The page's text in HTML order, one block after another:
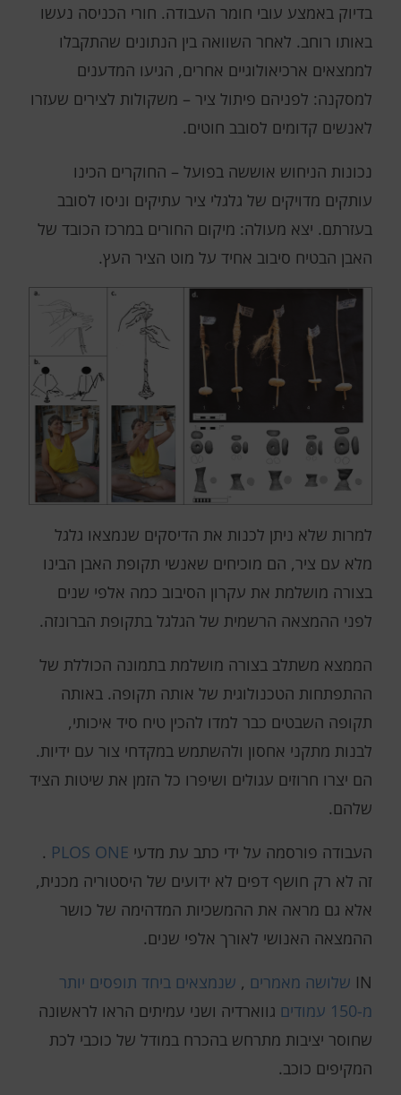
בדיוק באמצע עובי חומר העבודה. חורי הכניסה נעשו
באותו רוחב. לאחר השוואה בין הנתונים שהתקבלו
לממצאים ארכיאולוגיים אחרים, הגיעו המדענים
למסקנה: לפניהם פיתול ציר – משקולות לצירים שעזרו
לאנשים קדומים לסובב חוטים.
נכונות הניחוש אוששה בפועל – החוקרים הכינו
עותקים מדויקים של גלגלי ציר עתיקים וניסו לסובב
בעזרתם. יצא מעולה: מיקום החורים במרכז הכובד של
האבן הבטיח סיבוב אחיד על מוט הציר העץ.
למרות שלא ניתן לכנות את הדיסקים שנמצאו גלגל
מלא עם ציר, הם מוכיחים שאנשי תקופת האבן הבינו
בצורה מושלמת את עקרון הסיבוב כמה אלפי שנים
לפני ההמצאה הרשמית של הגלגל בתקופת הברונזה.
הממצא משתלב בצורה מושלמת בתמונה הכוללת של
ההתפתחות הטכנולוגית של אותה תקופה. באותה
תקופה השבטים כבר למדו להכין טיח סיד איכותי,
לבנות מתקני אחסון ולהשתמש במקדחי צור עם ידיות.
הם יצרו חרוזים עגולים ושיפרו כל הזמן את שיטות הציד
שלהם.
העבודה פורסמה על ידי כתב עת מדעי PLOS ONE
.
זה לא רק חושף דפים לא ידועים של היסטוריה מכנית,
אלא גם מראה את ההמשכיות המדהימה של כושר
ההמצאה האנושי לאורך אלפי שנים.
IN שלושה מאמרים , שנמצאים ביחד תופסים יותר
מ-150 עמודים
גווארדיה ושני עמיתים הראו לראשונה
שחוסר יציבות מתרחש בהכרח במודל של כוכבי לכת
המקיפים כוכב.